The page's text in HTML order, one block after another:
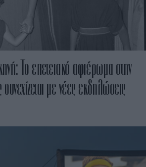
Το επετειακό αφιέρωμα στην
με νέες εκδηλώσεις